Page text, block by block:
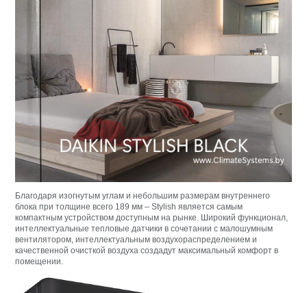
Благодаря изогнутым углам и небольшим размерам внутреннего
блока при толщине всего 189 мм – Stylish является самым
компактным устройством доступным на рынке. Широкий функционал,
интеллектуальные тепловые датчики в сочетании с малошумным
вентилятором, интеллектуальным воздухораспределением и
качественной очисткой воздуха создадут максимальный комфорт в
помещении.